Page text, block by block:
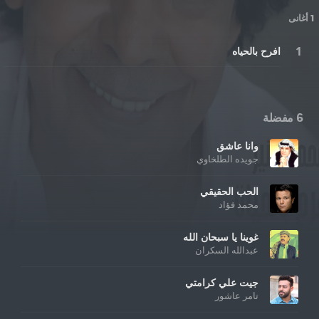
1 أغانى
افرح بالحياه
6 مفضلة
وانا عاشق
جويده الطلخاوي
الحب الحقيقي
محمد فؤاد
غوينا يا سبحان الله
عبدالله السكران
جيت علي كرامتي
تامر عاشور